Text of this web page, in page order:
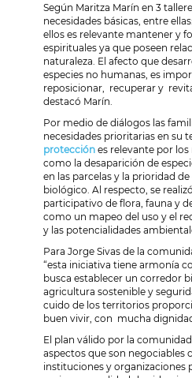
Según Maritza Marín en 3
necesidades básicas, entre
ellos es relevante mantener y
espirituales ya que poseen
naturaleza. El afecto que
especies no humanas, es
reposicionar, recuperar y
destacó Marín.
Por medio de diálogos las
necesidades prioritarias en su
protección es relevante por los
como la desaparición de
en las parcelas y la prioridad
biológico. Al respecto, se
participativo de flora, fauna y
como un mapeo del uso y el
y las potencialidades
Para Jorge Sivas de la
“esta iniciativa tiene armonía
busca establecer un corredor
agricultura sostenible y
cuido de los territorios
buen vivir, con mucha
El plan válido por la
aspectos que son negociables
instituciones y organizaciones